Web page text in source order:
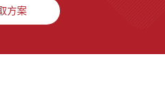
方案